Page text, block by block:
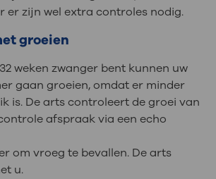
er zijn wel extra controles nodig.
groeien
weken zwanger bent kunnen uw
gaan groeien, omdat er minder
is. De arts controleert de groei van
afspraak via een echo
om vroeg te bevallen. De arts
u.